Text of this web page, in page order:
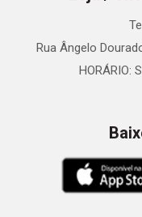
Rua Ângelo
HORÁRIO: